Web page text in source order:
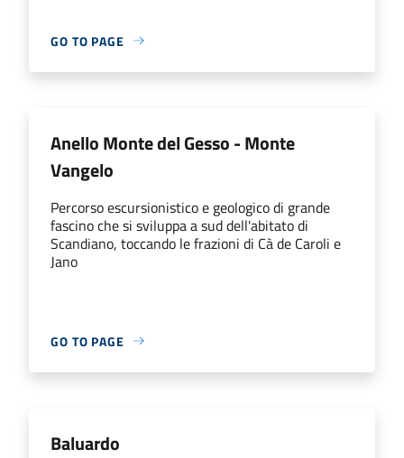
GO TO PAGE
Anello Monte del Gesso - Monte
Vangelo
Percorso escursionistico e geologico di grande
fascino che si sviluppa a sud dell'abitato di
Scandiano, toccando le frazioni di Cà de Caroli e
Jano
GO TO PAGE
Baluardo